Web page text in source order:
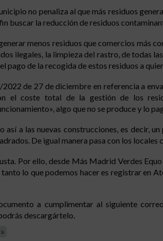
no penaliza al que más residuos
buscar la reducción de residuos
menos residuos que comercios más
ilegales, la limpieza del rastro, de todas
de la recogida de estos residuos a
de 27 de diciembre en referencia a
el coste total de la gestión de los
algo que no se produce y lo
a las nuevas construcciones, es decir,
De igual manera pasa con los locales
Por ello, desde Más Madrid Verdes
lo que podemos hacer es registrar en
a cumplimentar al siguiente
descargártelo.